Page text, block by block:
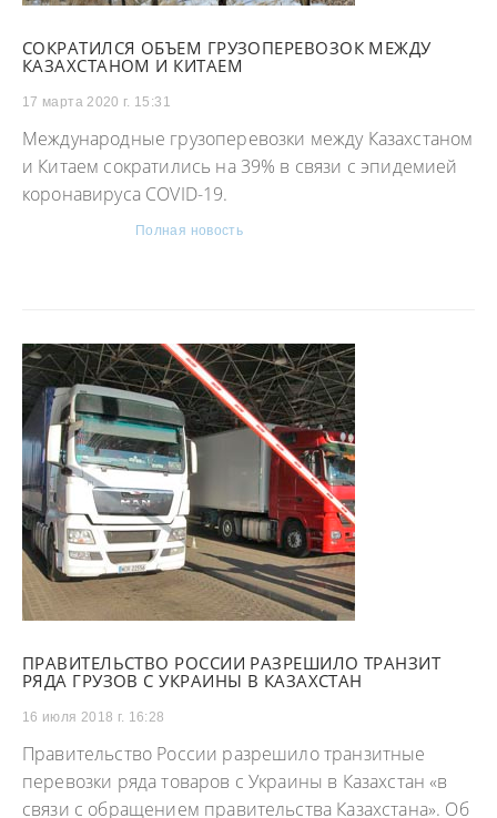
СОКРАТИЛСЯ ОБЪЕМ ГРУЗОПЕРЕВОЗОК МЕЖДУ
КАЗАХСТАНОМ И КИТАЕМ
17 марта 2020 г. 15:31
Международные грузоперевозки между Казахстаном
и Китаем сократились на 39% в связи с эпидемией
коронавируса COVID-19.
Полная новость
ПРАВИТЕЛЬСТВО РОССИИ РАЗРЕШИЛО ТРАНЗИТ
РЯДА ГРУЗОВ С УКРАИНЫ В КАЗАХСТАН
16 июля 2018 г. 16:28
Правительство России разрешило транзитные
перевозки ряда товаров с Украины в Казахстан «в
связи с обращением правительства Казахстана». Об